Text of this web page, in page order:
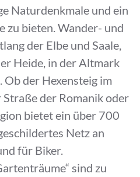
Naturdenkmale und ein
zu bieten. Wander- und
der Elbe und Saale,
Heide, in der Altmark
der Hexensteig im
der Romanik oder
bietet ein über 700
Netz an
für Biker.
sind zu